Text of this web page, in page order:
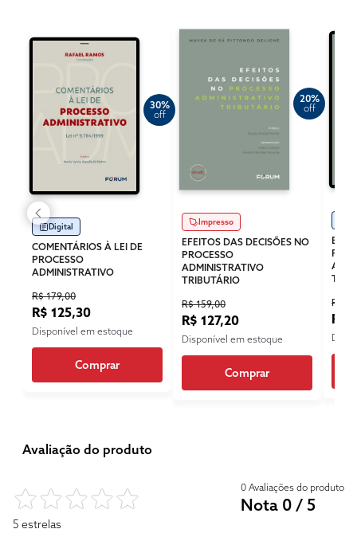
30%
off
Digital
COMENTÁRIOS À LEI DE
PROCESSO
ADMINISTRATIVO
R$ 179,00
R$ 125,30
Disponível em estoque
Comprar
20%
off
Impresso
EFEITOS DAS DECISÕES NO
PROCESSO
ADMINISTRATIVO
TRIBUTÁRIO
R$ 159,00
R$ 127,20
Disponível em estoque
Comprar
R$
R$
Avaliação do produto
0 Avaliações do produto
Nota 0 / 5
5 estrelas